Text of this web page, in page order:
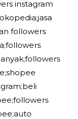
instagram
followers